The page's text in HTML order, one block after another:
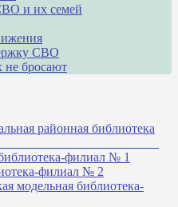
и их семей
СВО
бросают
районная библиотека
филиал № 1
филиал № 2
модельная библиотека-